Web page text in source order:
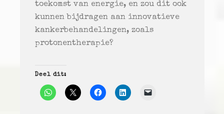
toekomst van energie, en zou dit ook
kunnen bijdragen aan innovatieve
kankerbehandelingen, zoals
protonentherapie?
Deel dit: